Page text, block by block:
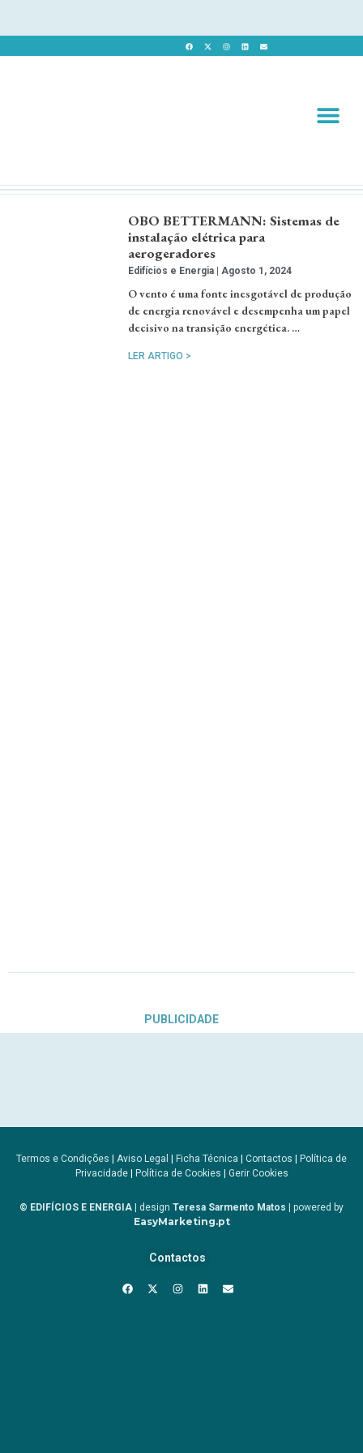
OBO BETTERMANN: Sistemas de
instalação elétrica para
aerogeradores
Edifícios e Energia Agosto 1, 2024
O vento é uma fonte inesgotável de produção
de energia renovável e desempenha um papel
decisivo na transição energética. …
LER ARTIGO >
PUBLICIDADE
Termos e Condições | Aviso Legal | Ficha Técnica | Contactos | Política de
Privacidade| Política de Cookies | Gerir Cookies
© EDIFÍCIOS E ENERGIA | design Teresa Sarmento Matos | powered by
EasyMarketing.pt
Contactos